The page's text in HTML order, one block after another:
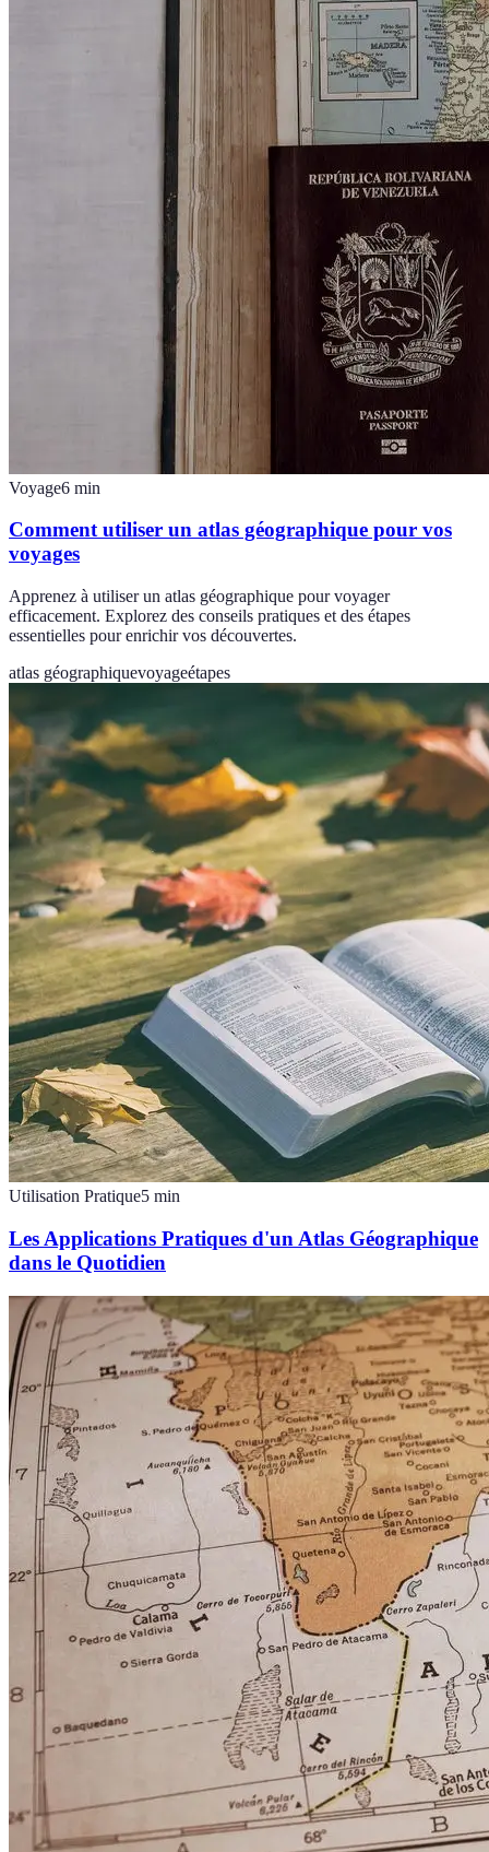
Voyage6 min
Comment utiliser un atlas géographique pour vos
voyages
Apprenez à utiliser un atlas géographique pour voyager
efficacement. Explorez des conseils pratiques et des étapes
essentielles pour enrichir vos découvertes.
atlas géographiquevoyageétapes
Utilisation Pratique5 min
Les Applications Pratiques d'un Atlas Géographique
dans le Quotidien